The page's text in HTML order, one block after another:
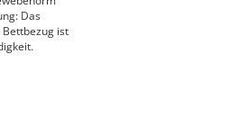
Das
ist